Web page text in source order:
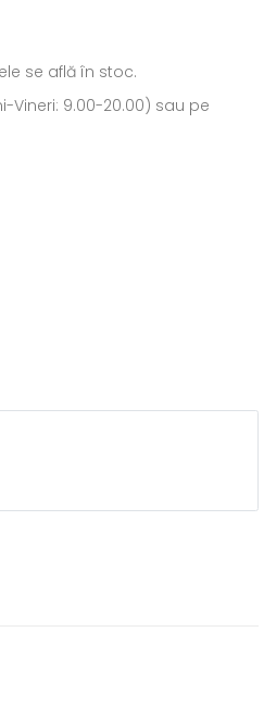
se află în stoc.
Vineri: 9.00-20.00) sau pe